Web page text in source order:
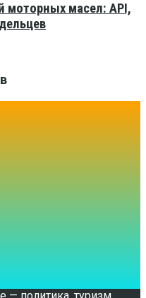
моторных масел: API,